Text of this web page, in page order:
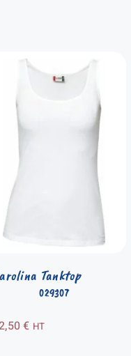
029307
Tanktop
€ HT